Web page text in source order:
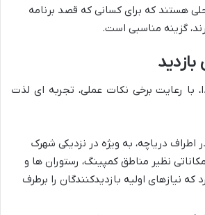
هستند که برای کسانی که قصد برنامه
گزینه مناسبی است.
با رعایت برخی نکات عملی، تجربه ای لذت
اطراف دریاچه، به ویژه در نزدیکی شهرک
نظیر مناطق کمپینگ، رستوران ها و
که نیازهای اولیه بازدیدکنندگان را برطرف